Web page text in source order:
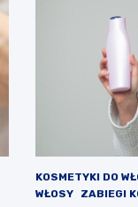
KOSMETYKI DO
WŁOSY
ZABIEGI